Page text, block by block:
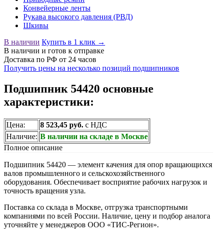
Конвейерные ленты
Рукава высокого давления (РВД)
Шкивы
В наличии Купить в 1 клик →
В наличии и готов к отправке
Доставка по РФ от 24 часов
Получить цены на несколько позиций подшипников
Подшипник 54420 основные
характеристики:
Цена: 8 523,45 руб. с НДС
Наличие: В наличии на складе в Москве
Полное описание
Подшипник 54420 — элемент качения для опор вращающихся
валов промышленного и сельскохозяйственного
оборудования. Обеспечивает восприятие рабочих нагрузок и
точность вращения узла.
Поставка со склада в Москве, отгрузка транспортными
компаниями по всей России. Наличие, цену и подбор аналога
уточняйте у менеджеров ООО «ТИС-Регион».